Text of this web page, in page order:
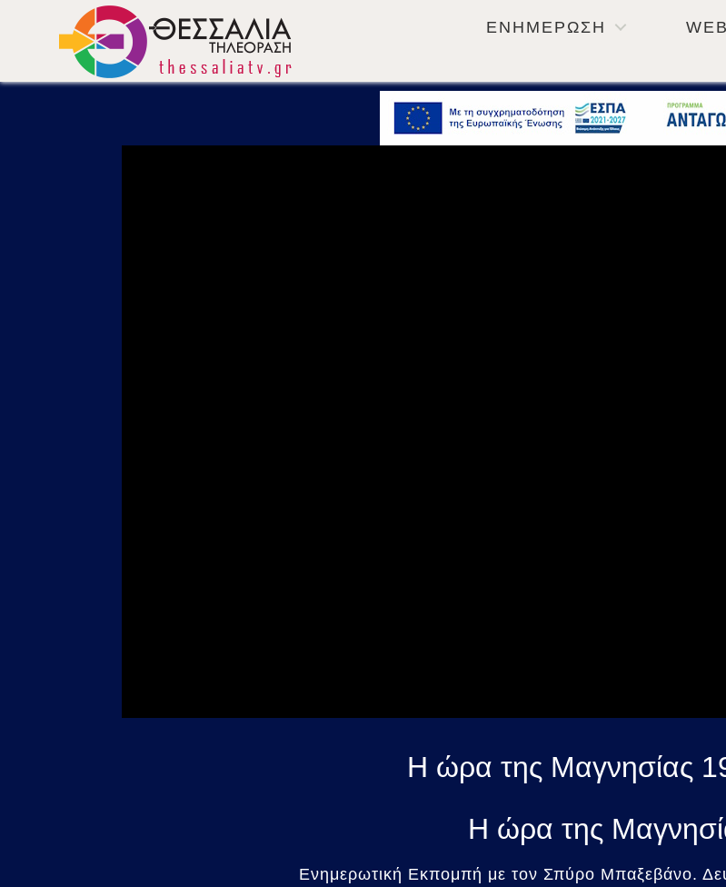
ΕΝΗΜΕΡΩΣΗ
Η ώρα της Μαγνησίας
Η ώρα της
Ενημερωτική Εκπομπή με τον Σπύρο Μπαξεβάνο.